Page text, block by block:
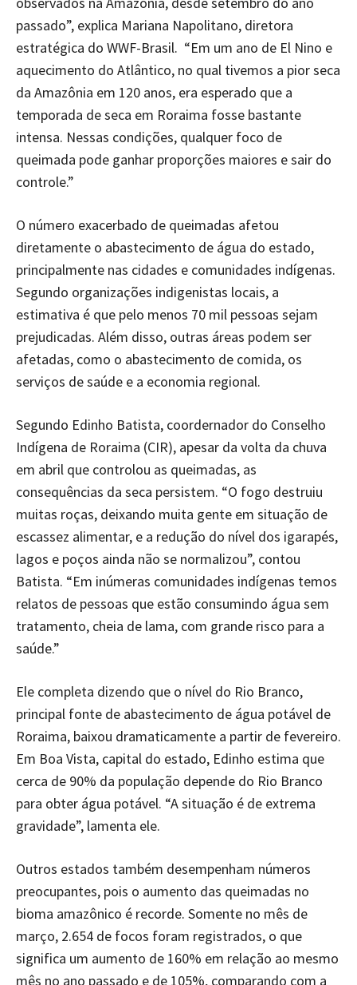
passado”, explica Mariana Napolitano, diretora
estratégica do WWF-Brasil. “Em um ano de El Nino e
aquecimento do Atlântico, no qual tivemos a pior seca
da Amazônia em 120 anos, era esperado que a
temporada de seca em Roraima fosse bastante
intensa. Nessas condições, qualquer foco de
queimada pode ganhar proporções maiores e sair do
controle.”
O número exacerbado de queimadas afetou
diretamente o abastecimento de água do estado,
principalmente nas cidades e comunidades indígenas.
Segundo organizações indigenistas locais, a
estimativa é que pelo menos 70 mil pessoas sejam
prejudicadas. Além disso, outras áreas podem ser
afetadas, como o abastecimento de comida, os
serviços de saúde e a economia regional.
Segundo Edinho Batista, coordernador do Conselho
Indígena de Roraima (CIR), apesar da volta da chuva
em abril que controlou as queimadas, as
consequências da seca persistem. “O fogo destruiu
muitas roças, deixando muita gente em situação de
escassez alimentar, e a redução do nível dos igarapés,
lagos e poços ainda não se normalizou”, contou
Batista. “Em inúmeras comunidades indígenas temos
relatos de pessoas que estão consumindo água sem
tratamento, cheia de lama, com grande risco para a
saúde.”
Ele completa dizendo que o nível do Rio Branco,
principal fonte de abastecimento de água potável de
Roraima, baixou dramaticamente a partir de fevereiro.
Em Boa Vista, capital do estado, Edinho estima que
cerca de 90% da população depende do Rio Branco
para obter água potável. “A situação é de extrema
gravidade”, lamenta ele.
Outros estados também desempenham números
preocupantes, pois o aumento das queimadas no
bioma amazônico é recorde. Somente no mês de
março, 2.654 de focos foram registrados, o que
significa um aumento de 160% em relação ao mesmo
mês no ano passado e de 105%, comparando com a